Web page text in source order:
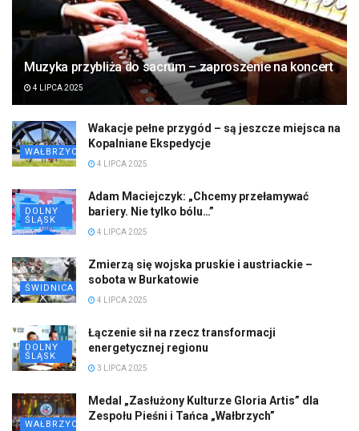
Muzyka przybliża do sacrum – zaproszenie na koncert
4 LIPCA 2025
WAŁBRZYCH
Wakacje pełne przygód – są jeszcze miejsca na
Kopalniane Ekspedycje
4 LIPCA 2025
DOLNY
ŚLĄSK
Adam Maciejczyk: „Chcemy przełamywać
bariery. Nie tylko bólu…”
4 LIPCA 2025
ŚWIDNICA
Zmierzą się wojska pruskie i austriackie –
sobota w Burkatowie
4 LIPCA 2025
DOLNY
ŚLĄSK
Łączenie sił na rzecz transformacji
energetycznej regionu
3 LIPCA 2025
WAŁBRZYCH
Medal „Zasłużony Kulturze Gloria Artis” dla
Zespołu Pieśni i Tańca „Wałbrzych”